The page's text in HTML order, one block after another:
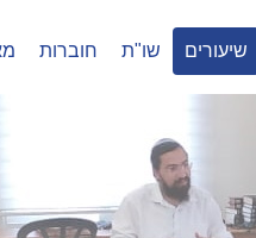
שיעורים שו"ת חוברות